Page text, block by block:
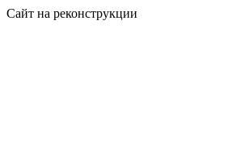
Сайт на реконструкции